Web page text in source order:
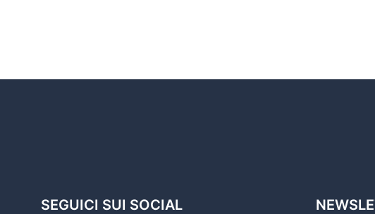
SEGUICI SUI SOCIAL